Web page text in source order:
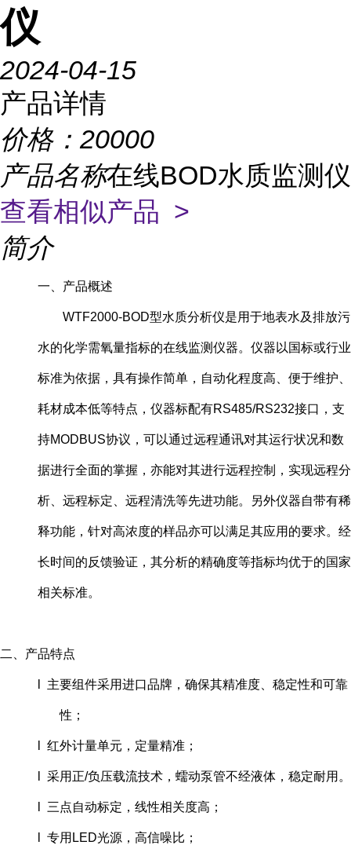
仪
2024-04-15
产品详情
价格： 20000
产品名称在线BOD水质监测仪
查看相似产品 >
简介
一、产品概述
WTF2000-BOD型水质分析仪是用于地表水及排放污
水的化学需氧量指标的在线监测仪器。仪器以国标或行业
标准为依据，具有操作简单，自动化程度高、便于维护、
耗材成本低等特点，仪器标配有RS485/RS232接口，支
持MODBUS协议，可以通过远程通讯对其运行状况和数
据进行全面的掌握，亦能对其进行远程控制，实现远程分
析、远程标定、远程清洗等先进功能。另外仪器自带有稀
释功能，针对高浓度的样品亦可以满足其应用的要求。经
长时间的反馈验证，其分析的精确度等指标均优于的国家
相关标准。
二、 产品特点
l 主要组件采用进口品牌，确保其精准度、稳定性和可靠
性；
l 红外计量单元，定量精准；
l 采用正/负压载流技术，蠕动泵管不经液体，稳定耐用。
l 三点自动标定，线性相关度高；
l 专用LED光源，高信噪比；